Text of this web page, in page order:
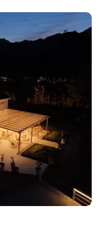
の楽しみが広がりま